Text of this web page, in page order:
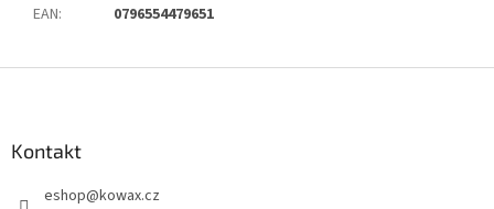
EAN: 0796554479651
Kontakt
eshop@kowax.cz